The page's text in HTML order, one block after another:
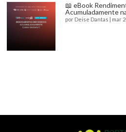
📖 eBook
Acumuladamente
por Deise Dantas | mar